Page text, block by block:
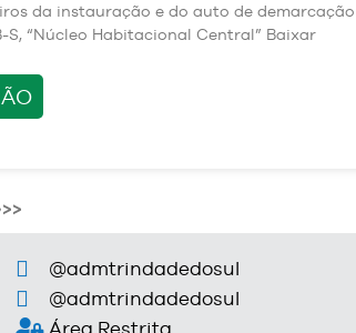
da instauração e do auto de demarcação
S, “Núcleo Habitacional Central” Baixar
@admtrindadedosul
@admtrindadedosul
Área Restrita